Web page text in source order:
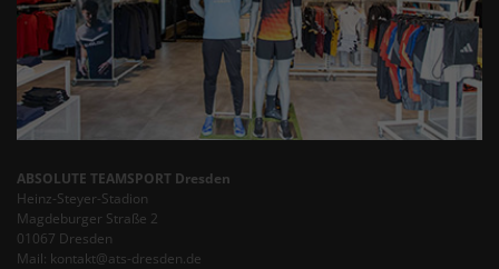
ABSOLUTE TEAMSPORT Dresden
Heinz-Steyer-Stadion
Magdeburger Straße 2
01067 Dresden
Mail: kontakt@ats-dresden.de